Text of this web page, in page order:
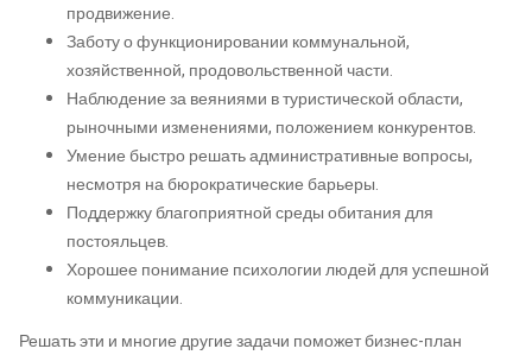
продвижение.
Заботу о функционировании коммунальной,
хозяйственной, продовольственной части.
Наблюдение за веяниями в туристической области,
рыночными изменениями, положением конкурентов.
Умение быстро решать административные вопросы,
несмотря на бюрократические барьеры.
Поддержку благоприятной среды обитания для
постояльцев.
Хорошее понимание психологии людей для успешной
коммуникации.
Решать эти и многие другие задачи поможет бизнес-план